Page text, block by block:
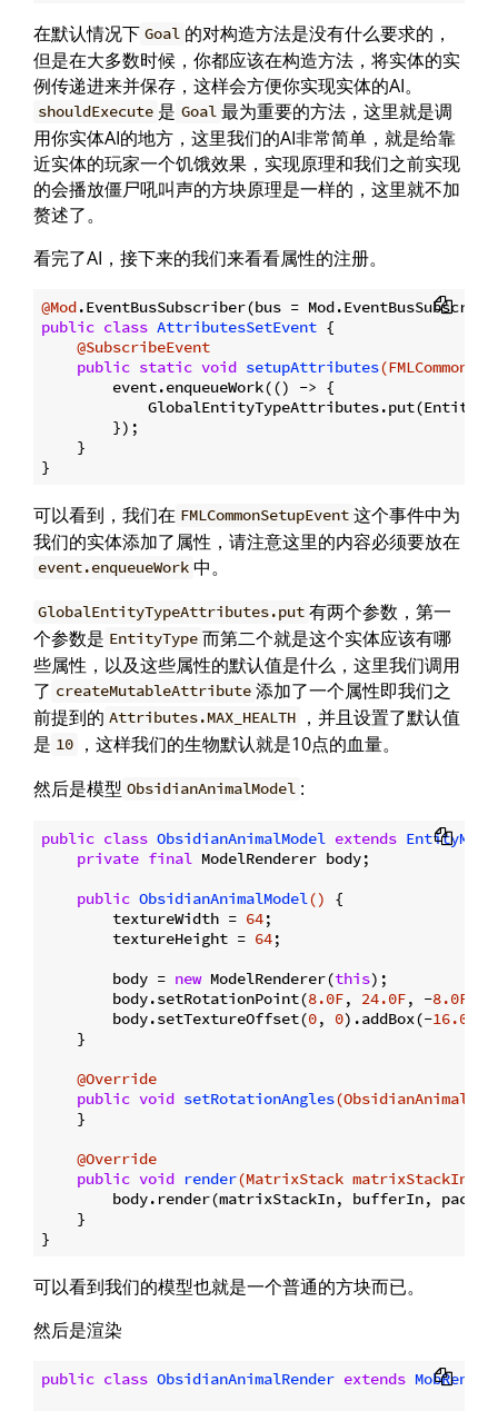
在默认情况下 Goal 的对构造方法是没有什么要求的，
但是在大多数时候，你都应该在构造方法，将实体的实
例传递进来并保存，这样会方便你实现实体的AI。
shouldExecute 是 Goal 最为重要的方法，这里就是调
用你实体AI的地方，这里我们的AI非常简单，就是给靠
近实体的玩家一个饥饿效果，实现原理和我们之前实现
的会播放僵尸吼叫声的方块原理是一样的，这里就不加
赘述了。
看完了AI，接下来的我们来看看属性的注册。
@Mod
public class AttributesSetEvent {
@SubscribeEvent
public static void setupAttributes
        event.enqueueWork(() -> {
        });
    }
可以看到，我们在 FMLCommonSetupEvent 这个事件中为
我们的实体添加了属性，请注意这里的内容必须要放在
event.enqueueWork 中。
GlobalEntityTypeAttributes.put 有两个参数，第一
个参数是 EntityType 而第二个就是这个实体应该有哪
些属性，以及这些属性的默认值是什么，这里我们调用
了 createMutableAttribute 添加了一个属性即我们之
前提到的 Attributes.MAX_HEALTH
，并且设置了默认值
是 10
，这样我们的生物默认就是10点的血量。
然后是模型 ObsidianAnimalModel :
public class ObsidianAnimalModel extends
private final ModelRenderer body;
public ObsidianAnimalModel()
{
        textureWidth =
64;
        textureHeight =
64;
        body =
new ModelRenderer(this);
        body.setRotationPoint(
8.0F, 24.0F, -8.0F
        body.setTextureOffset(
0, 0).addBox(-16.0F
    }
@Override
public void setRotationAngles(ObsidianAnimal
    }
@Override
public void render(MatrixStack
body.render(matrixStackIn, bufferIn,
    }
可以看到我们的模型也就是一个普通的方块而已。
然后是渲染
public class ObsidianAnimalRender extends